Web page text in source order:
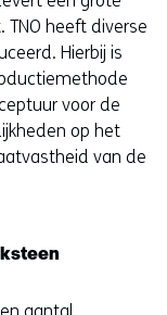
TNO heeft diverse
Hierbij is
voor de
op het
van de